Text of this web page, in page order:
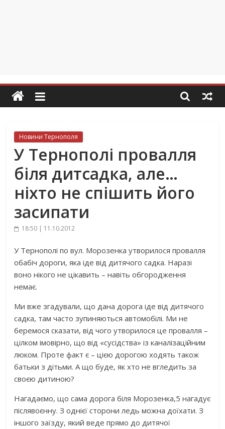
Новини Тернополя
У Тернополі провалля
біля дитсадка, але…
ніхто не спішить його
засипати
18:50 | 11.10.2012
У Тернополі по вул. Морозенка утворилося провалля
обабіч дороги, яка іде від дитячого садка. Наразі
воно нікого не цікавить – навіть обгородження
немає.
Ми вже згадували, що дана дорога іде від дитячого
садка, там часто зупиняються автомобілі. Ми не
беремося сказати, від чого утворилося це провалля –
цілком імовірно, що від «сусідства» із каналізаційним
люком. Проте факт є – цією дорогою ходять також
батьки з дітьми. А що буде, як хто не вгледить за
своєю дитиною?
Нагадаємо, що сама дорога біля Морозенка,5 нагадує
післявоєнну. З однієї сторони ледь можна доїхати. З
іншого заїзду, який веде прямо до дитячої